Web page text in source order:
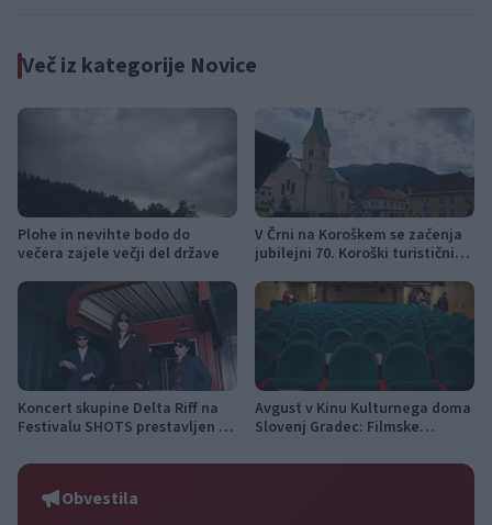
Več iz kategorije Novice
Plohe in nevihte bodo do
večera zajele večji del države
V Črni na Koroškem se začenja
jubilejni 70. Koroški turistični
Koncert skupine Delta Riff na
Festivalu SHOTS prestavljen na
Avgust v Kinu Kulturnega doma
Slovenj Gradec: Filmske
počitniški kino
Obvestila